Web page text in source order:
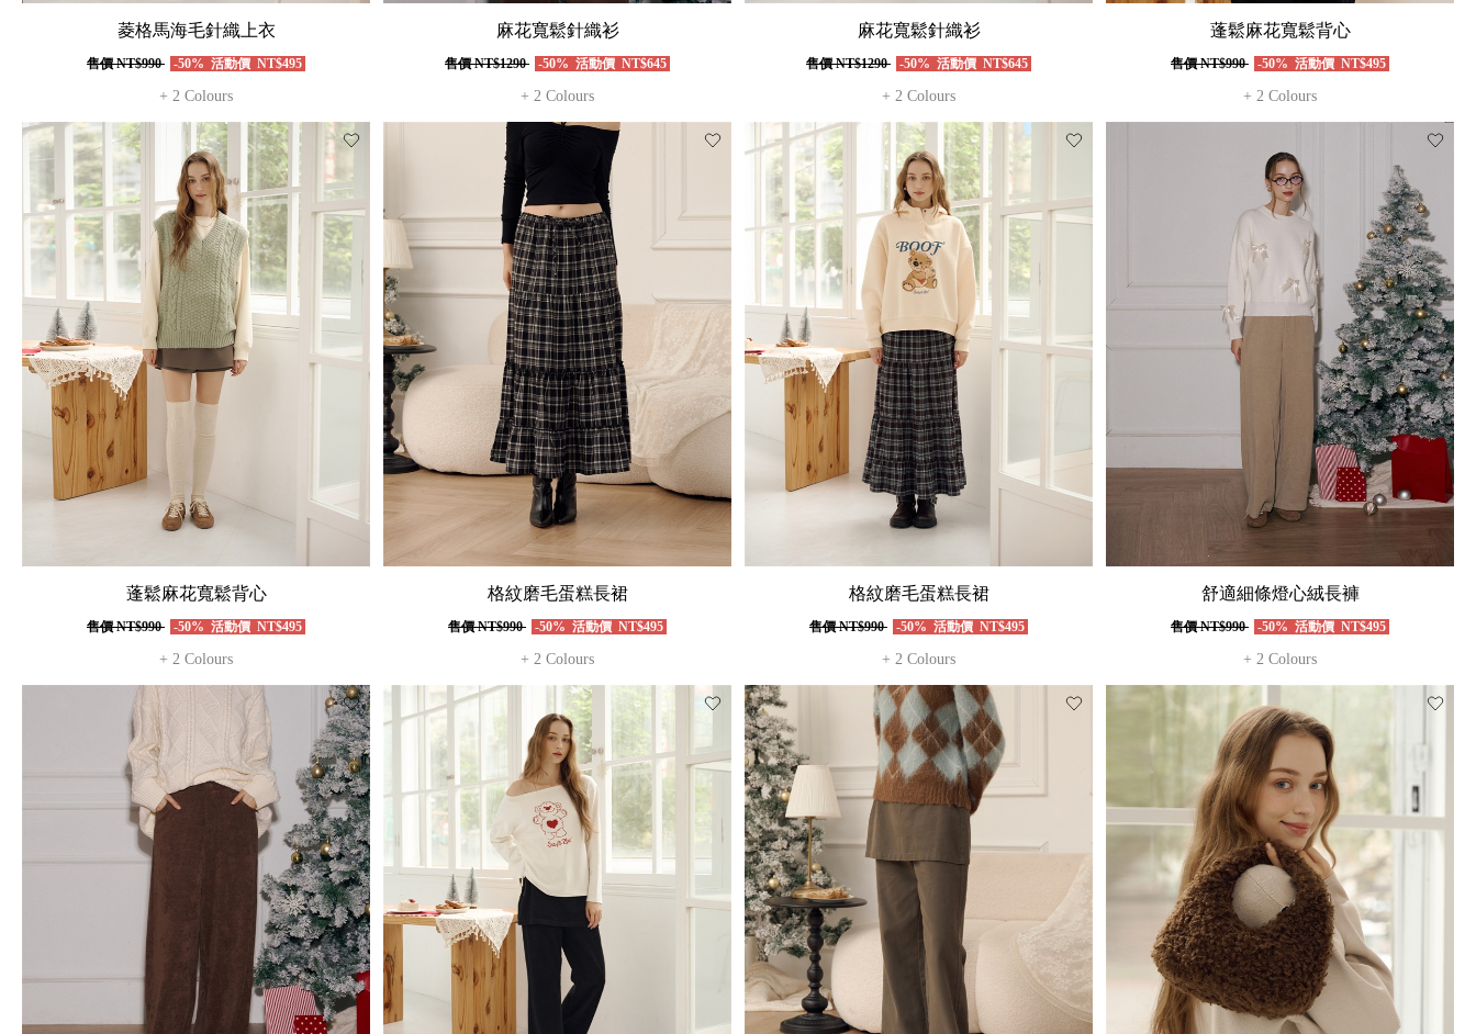
菱格馬海毛針織上衣
售價NT$990 -50% 活動價 NT$495
+ 2 Colours
麻花寬鬆針織衫
售價NT$1290 -50% 活動價 NT$645
+ 2 Colours
麻花寬鬆針織衫
售價NT$1290 -50% 活動價 NT$645
+ 2 Colours
蓬鬆麻花寬鬆背心
售價NT$990 -50% 活動價 NT$495
+ 2 Colours
蓬鬆麻花寬鬆背心
售價NT$990 -50% 活動價 NT$495
+ 2 Colours
格紋磨毛蛋糕長裙
售價NT$990 -50% 活動價 NT$495
+ 2 Colours
格紋磨毛蛋糕長裙
售價NT$990 -50% 活動價 NT$495
+ 2 Colours
舒適細條燈心絨長褲
售價NT$990 -50% 活動價 NT$495
+ 2 Colours